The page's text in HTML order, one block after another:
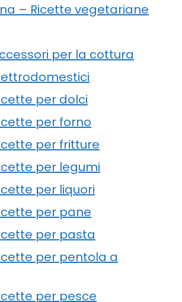
– Ricette vegetariane
per la cottura
per dolci
per forno
per fritture
per legumi
per liquori
per pane
per pasta
per pentola a
per pesce